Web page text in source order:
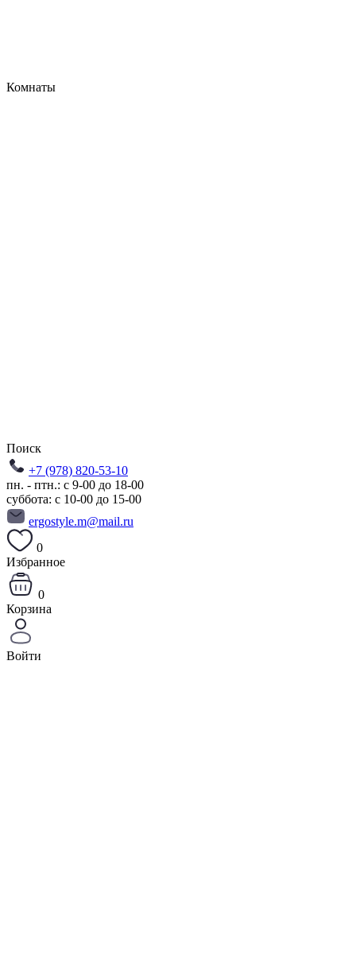
Комнаты
Поиск
+7 (978) 820-53-10
пн. - птн.: с 9-00 до 18-00
суббота: с 10-00 до 15-00
ergostyle.m@mail.ru
0
Избранное
0
Корзина
Войти